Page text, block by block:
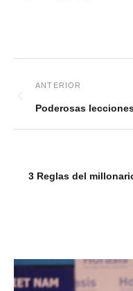
Poderosas
3 Reglas del